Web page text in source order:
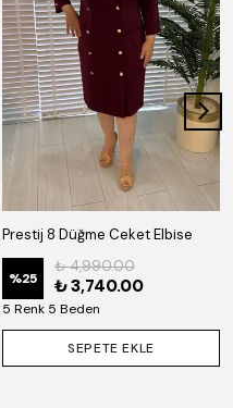
Prestij 8 Düğme Ceket Elbise
%25
₺ 4,990.00
₺ 3,740.00
5 Renk 5 Beden
SEPETE EKLE